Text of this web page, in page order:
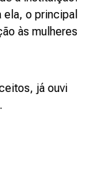
ela, o principal
às mulheres
já ouvi